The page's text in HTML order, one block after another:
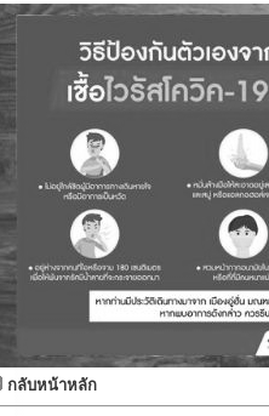
กลับหน้าหลัก